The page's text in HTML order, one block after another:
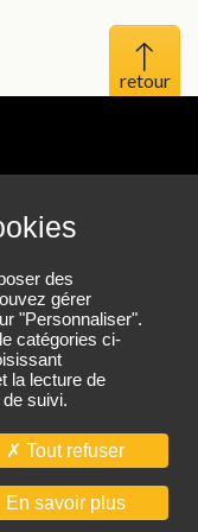
des
gérer
"Personnaliser".
catégories ci-
la lecture de
suivi.
Tout refuser
En savoir plus
Haut
réservés.